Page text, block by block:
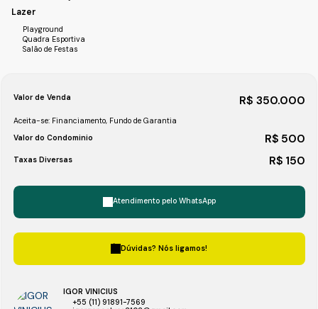
Lazer
Playground
Quadra Esportiva
Salão de Festas
R$ 350.000
Valor de Venda
Aceita-se: Financiamento, Fundo de Garantia
Valor do Condominio
R$ 500
Taxas Diversas R$ 150
Atendimento pelo WhatsApp
Dúvidas? Nós ligamos!
IGOR VINICIUS
+55 (11) 91891-7569